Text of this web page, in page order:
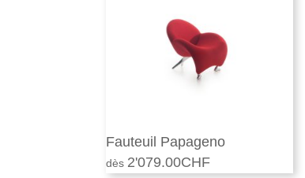
Fauteuil Papageno
2'079.00CHF